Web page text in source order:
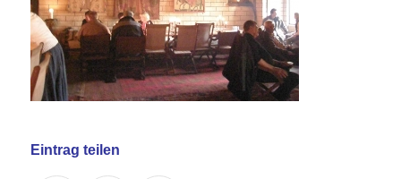
Eintrag teilen